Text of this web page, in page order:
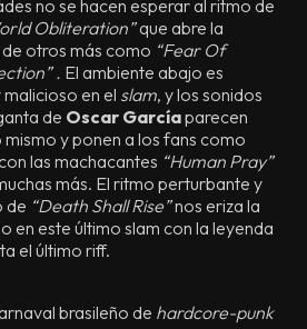
no se hacen esperar al ritmo de
Obliteration”que abre la
otros más como “Fear Of
. El ambiente abajo es
en el slam, y los sonidos
de Oscar Garcíaparecen
y ponen a los fans como
las machacantes “Human Pray”
más. El ritmo perturbante y
de “Death Shall Rise”nos eriza la
en este último slam con la leyenda
el último riff.
brasileño de hardcore-punk